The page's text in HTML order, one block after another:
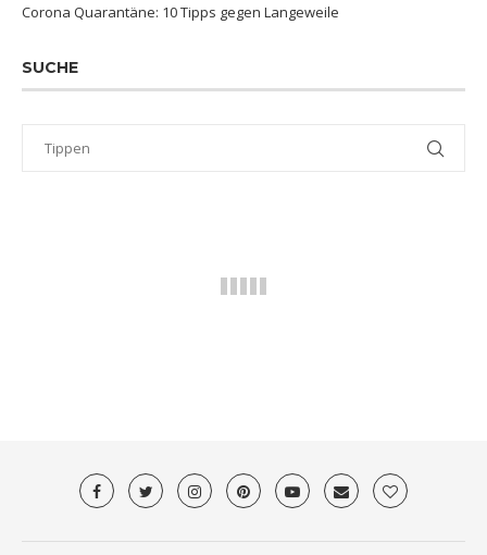
Corona Quarantäne: 10 Tipps gegen Langeweile
SUCHE